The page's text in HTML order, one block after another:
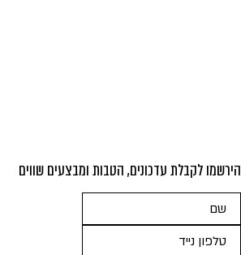
הירשמו לקבלת עדכונים, הטבות ומבצעים שווים
אנא
מלאו